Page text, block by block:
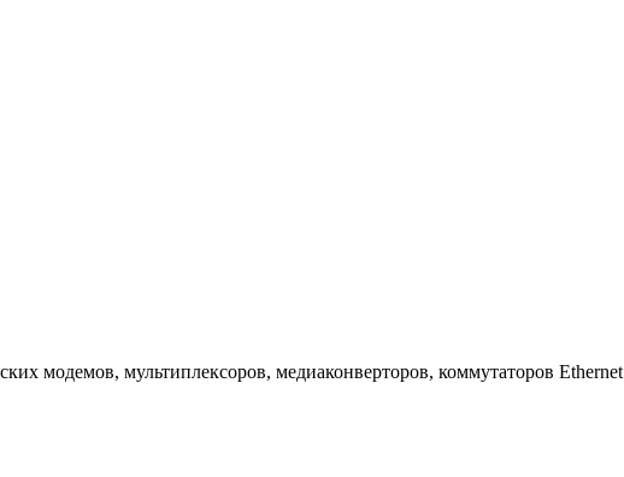
модемов, мультиплексоров, медиаконверторов, коммутаторов Ethernet